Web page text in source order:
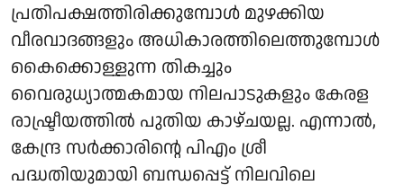
പ്രതിപക്ഷത്തിരിക്കുമ്പോൾ മുഴക്കിയ
വീരവാദങ്ങളും അധികാരത്തിലെത്തുമ്പോൾ
കൈക്കൊള്ളുന്ന തികച്ചും
വൈരുധ്യാത്മകമായ നിലപാടുകളും കേരള
രാഷ്ട്രീയത്തിൽ പുതിയ കാഴ്ചയല്ല. എന്നാൽ,
കേന്ദ്ര സർക്കാരിന്റെ പിഎം ശ്രീ
പദ്ധതിയുമായി ബന്ധപ്പെട്ട് നിലവിലെ